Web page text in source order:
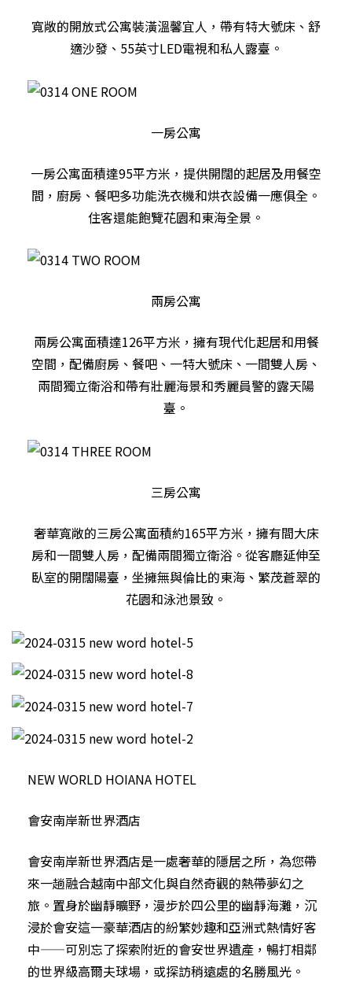
寬敞的開放式公寓裝潢溫馨宜人，帶有特大號床、舒
適沙發、55英寸LED電視和私人露臺。
一房公寓
一房公寓面積達95平方米，提供開闊的起居及用餐空
間，廚房、餐吧多功能洗衣機和烘衣設備一應俱全。
住客還能飽覽花園和東海全景。
兩房公寓
兩房公寓面積達126平方米，擁有現代化起居和用餐
空間，配備廚房、餐吧、一特大號床、一間雙人房、
兩間獨立衛浴和帶有壯麗海景和秀麗員警的露天陽
臺。
三房公寓
奢華寬敞的三房公寓面積約165平方米，擁有間大床
房和一間雙人房，配備兩間獨立衛浴。從客廳延伸至
臥室的開闊陽臺，坐擁無與倫比的東海、繁茂蒼翠的
花園和泳池景致。
NEW WORLD HOIANA HOTEL
會安南岸新世界酒店
會安南岸新世界酒店是一處奢華的隱居之所，為您帶
來一趟融合越南中部文化與自然奇觀的熱帶夢幻之
旅。置身於幽靜曠野，漫步於四公里的幽靜海灘，沉
浸於會安這一豪華酒店的紛繁妙趣和亞洲式熱情好客
中——可別忘了探索附近的會安世界遺產，暢打相鄰
的世界級高爾夫球場，或探訪稍遠處的名勝風光。